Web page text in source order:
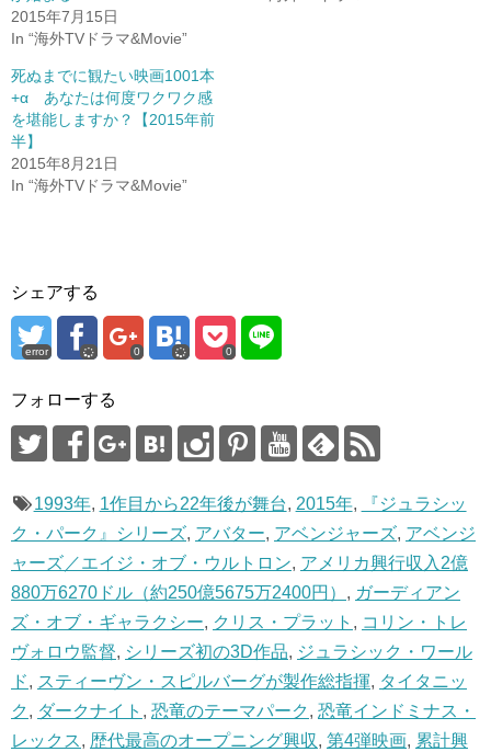
新
し
い
ウ
ン
ド
ウ
で
開
す
)
ッ
ク
し
て
だ
さ
い
(
新
ウ
ィ
ン
2015年7月15日
In “海外TVドラマ&Movie”
死ぬまでに観たい映画1001本
+α あなたは何度ワクワク感
を堪能しますか？【2015年前
半】
2015年8月21日
In “海外TVドラマ&Movie”
シェアする
error 0 0
フォローする
1993年, 1作目から22年後が舞台, 2015年,
『ジュラシッ
ク・パーク』シリーズ, アバター, アベンジャーズ, アベンジ
ャーズ／エイジ・オブ・ウルトロン, アメリカ興行収入2億
880万6270ドル（約250億5675万2400円） , ガーディアン
ズ・オブ・ギャラクシー, クリス・プラット , コリン・トレ
ヴォロウ監督, シリーズ初の3D作品, ジュラシック・ワール
ド, スティーヴン・スピルバーグが製作総指揮, タイタニッ
ク , ダークナイト , 恐竜のテーマパーク , 恐竜インドミナス・
レックス, 歴代最高のオープニング興収, 第4弾映画, 累計興